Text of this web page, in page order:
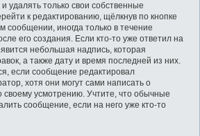
удалять только свои собственные
к редактированию, щёлкнув по кнопке
сообщении, иногда только в течение
его создания. Если кто-то уже ответил на
небольшая надпись, которая
а также дату и время последней из них.
если сообщение редактировал
хотя они могут сами написать о
усмотрению. Учтите, что обычные
сообщение, если на него уже кто-то